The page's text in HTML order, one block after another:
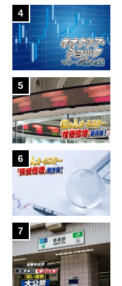
4
5
6
7